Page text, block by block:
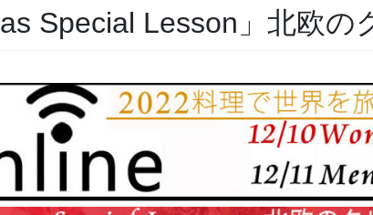
Special Lesson」北欧